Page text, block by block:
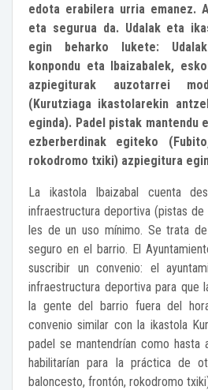
edota erabilera urria emanez.
eta segurua da. Udalak eta
egin beharko lukete:
konpondu eta Ibaizabalek,
azpiegiturak auzotarrei
(Kurutziaga ikastolarekin
eginda). Padel pistak mantendu
ezberberdinak egiteko
rokodromo txiki) azpiegitura
La ikastola Ibaizabal cuenta
infraestructura deportiva (pistas
les de un uso mínimo. Se trata
seguro en el barrio. El
suscribir un convenio: el
infraestructura deportiva para que
la gente del barrio fuera del
convenio similar con la ikastola
padel se mantendrían como hasta
habilitarían para la práctica de
baloncesto, frontón, rokodromo